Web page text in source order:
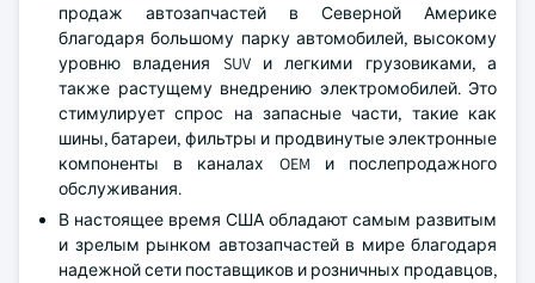
продаж автозапчастей в Северной Америке
благодаря большому парку автомобилей, высокому
уровню владения SUV и легкими грузовиками, а
также растущему внедрению электромобилей. Это
стимулирует спрос на запасные части, такие как
шины, батареи, фильтры и продвинутые электронные
компоненты в каналах OEM и послепродажного
обслуживания.
В настоящее время США обладают самым развитым
и зрелым рынком автозапчастей в мире благодаря
надежной сети поставщиков и розничных продавцов,